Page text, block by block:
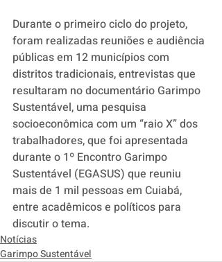
Durante o primeiro ciclo do projeto,
foram realizadas reuniões e audiência
públicas em 12 municípios com
distritos tradicionais, entrevistas que
resultaram no documentário Garimpo
Sustentável, uma pesquisa
socioeconômica com um “raio X” dos
trabalhadores, que foi apresentada
durante o 1º Encontro Garimpo
Sustentável (EGASUS) que reuniu
mais de 1 mil pessoas em Cuiabá,
entre acadêmicos e políticos para
discutir o tema.
Notícias
Garimpo Sustentável